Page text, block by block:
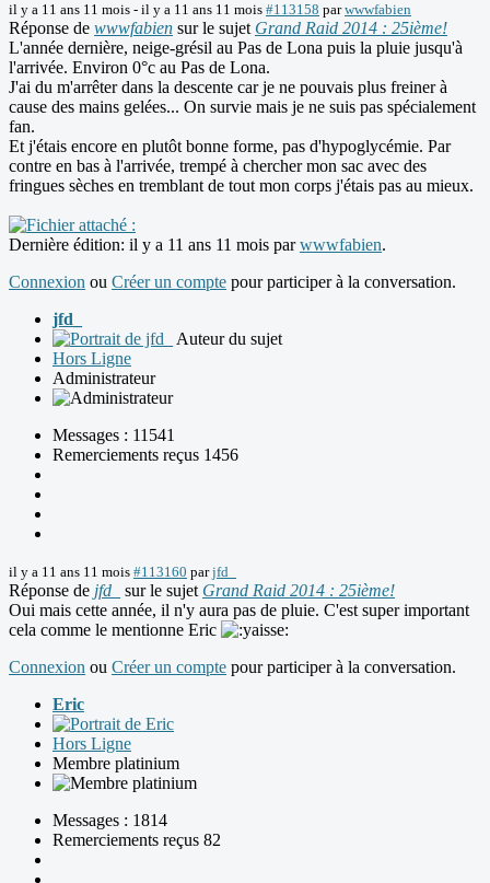
il y a 11 ans 11 mois - il y a 11 ans 11 mois #113158 parwwwfabien
Réponse de wwwfabien sur le sujet Grand Raid 2014 : 25ième!
L'année dernière, neige-grésil au Pas de Lona puis la pluie jusqu'à
l'arrivée. Environ 0°c au Pas de Lona.
J'ai du m'arrêter dans la descente car je ne pouvais plus freiner à
cause des mains gelées... On survie mais je ne suis pas spécialement
fan.
Et j'étais encore en plutôt bonne forme, pas d'hypoglycémie. Par
contre en bas à l'arrivée, trempé à chercher mon sac avec des
fringues sèches en tremblant de tout mon corps j'étais pas au mieux.
Dernière édition: il y a 11 ans 11 mois parwwwfabien.
Connexion ou Créer un compte pour participer à la conversation.
jfd_
Auteur du sujet
Hors Ligne
Administrateur
Messages : 11541
Remerciements reçus 1456
il y a 11 ans 11 mois #113160 parjfd_
Réponse de jfd_ sur le sujet Grand Raid 2014 : 25ième!
Oui mais cette année, il n'y aura pas de pluie. C'est super important
cela comme le mentionne Eric
Connexion ou Créer un compte pour participer à la conversation.
Eric
Hors Ligne
Membre platinium
Messages : 1814
Remerciements reçus 82